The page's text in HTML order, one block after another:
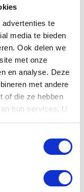
te
media te bieden
Ook delen we
met onze
en analyse. Deze
met andere
of die ze hebben
hun services. U
website blijft
YU30SB Silent
| Bouwjaar 2002
is met zijn volle
helder boventonen
geweldig. Dit
5977596)